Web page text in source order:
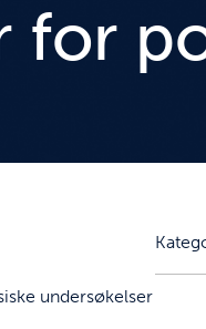
for
undersøkelser